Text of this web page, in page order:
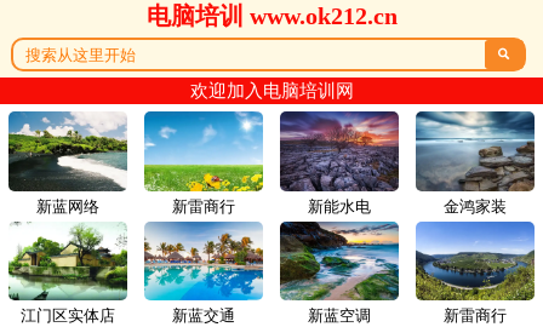
电脑培训 www.ok212.cn

欢迎加入电脑培训网
新蓝网络 新雷商行
江门区实体店 新蓝交通
新能水电 金鸿家装
新蓝空调 新雷商行